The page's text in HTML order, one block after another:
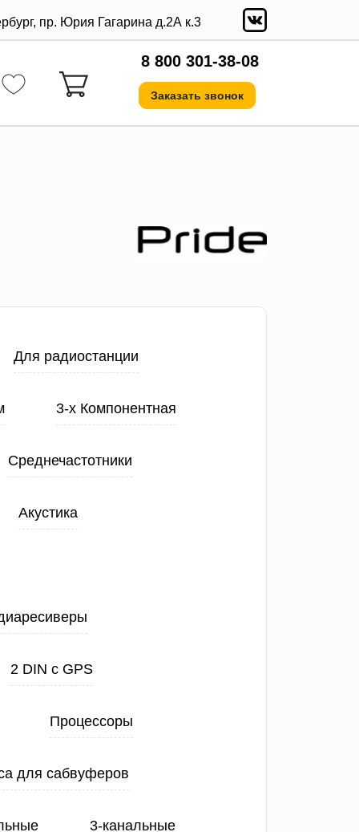
пр. Юрия Гагарина д.2А к.3
8 800 301-38-08
Заказать звонок
Для радиостанции
3-х Компонентная
Среднечастотники
Акустика
2 DIN с GPS
Процессоры
для сабвуферов
3-канальные